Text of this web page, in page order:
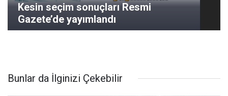
Kesin seçim sonuçları Resmi
Gazete’de yayımlandı
Bunlar da İlginizi Çekebilir